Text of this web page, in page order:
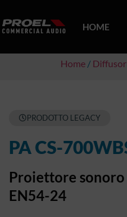
HOME
Home /
PRODOTTO LEGACY
PA CS-
Proiettore
EN54-24